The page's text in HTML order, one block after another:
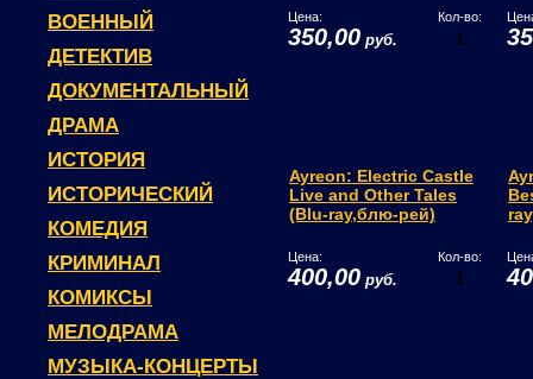
ВОЕННЫЙ
ДЕТЕКТИВ
ДОКУМЕНТАЛЬНЫЙ
ДРАМА
ИСТОРИЯ
ИСТОРИЧЕСКИЙ
КОМЕДИЯ
КРИМИНАЛ
КОМИКСЫ
МЕЛОДРАМА
МУЗЫКА-КОНЦЕРТЫ
Цена:
350,00 руб.
Кол-во:
Ayreon: Electric Castle
Live and Other Tales
(Blu-ray,блю-рей)
Цена:
400,00 руб.
Кол-во: